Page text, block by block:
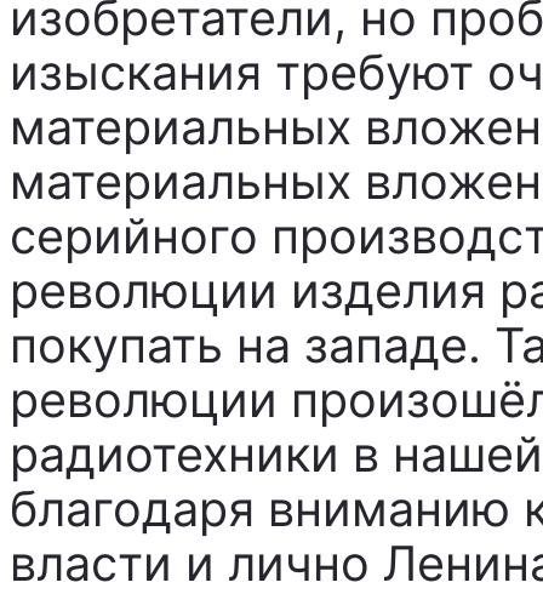
изобретатели, но
изыскания требуют
материальных
материальных
серийного
революции изделия
покупать на западе.
революции
радиотехники в
благодаря вниманию
власти и лично